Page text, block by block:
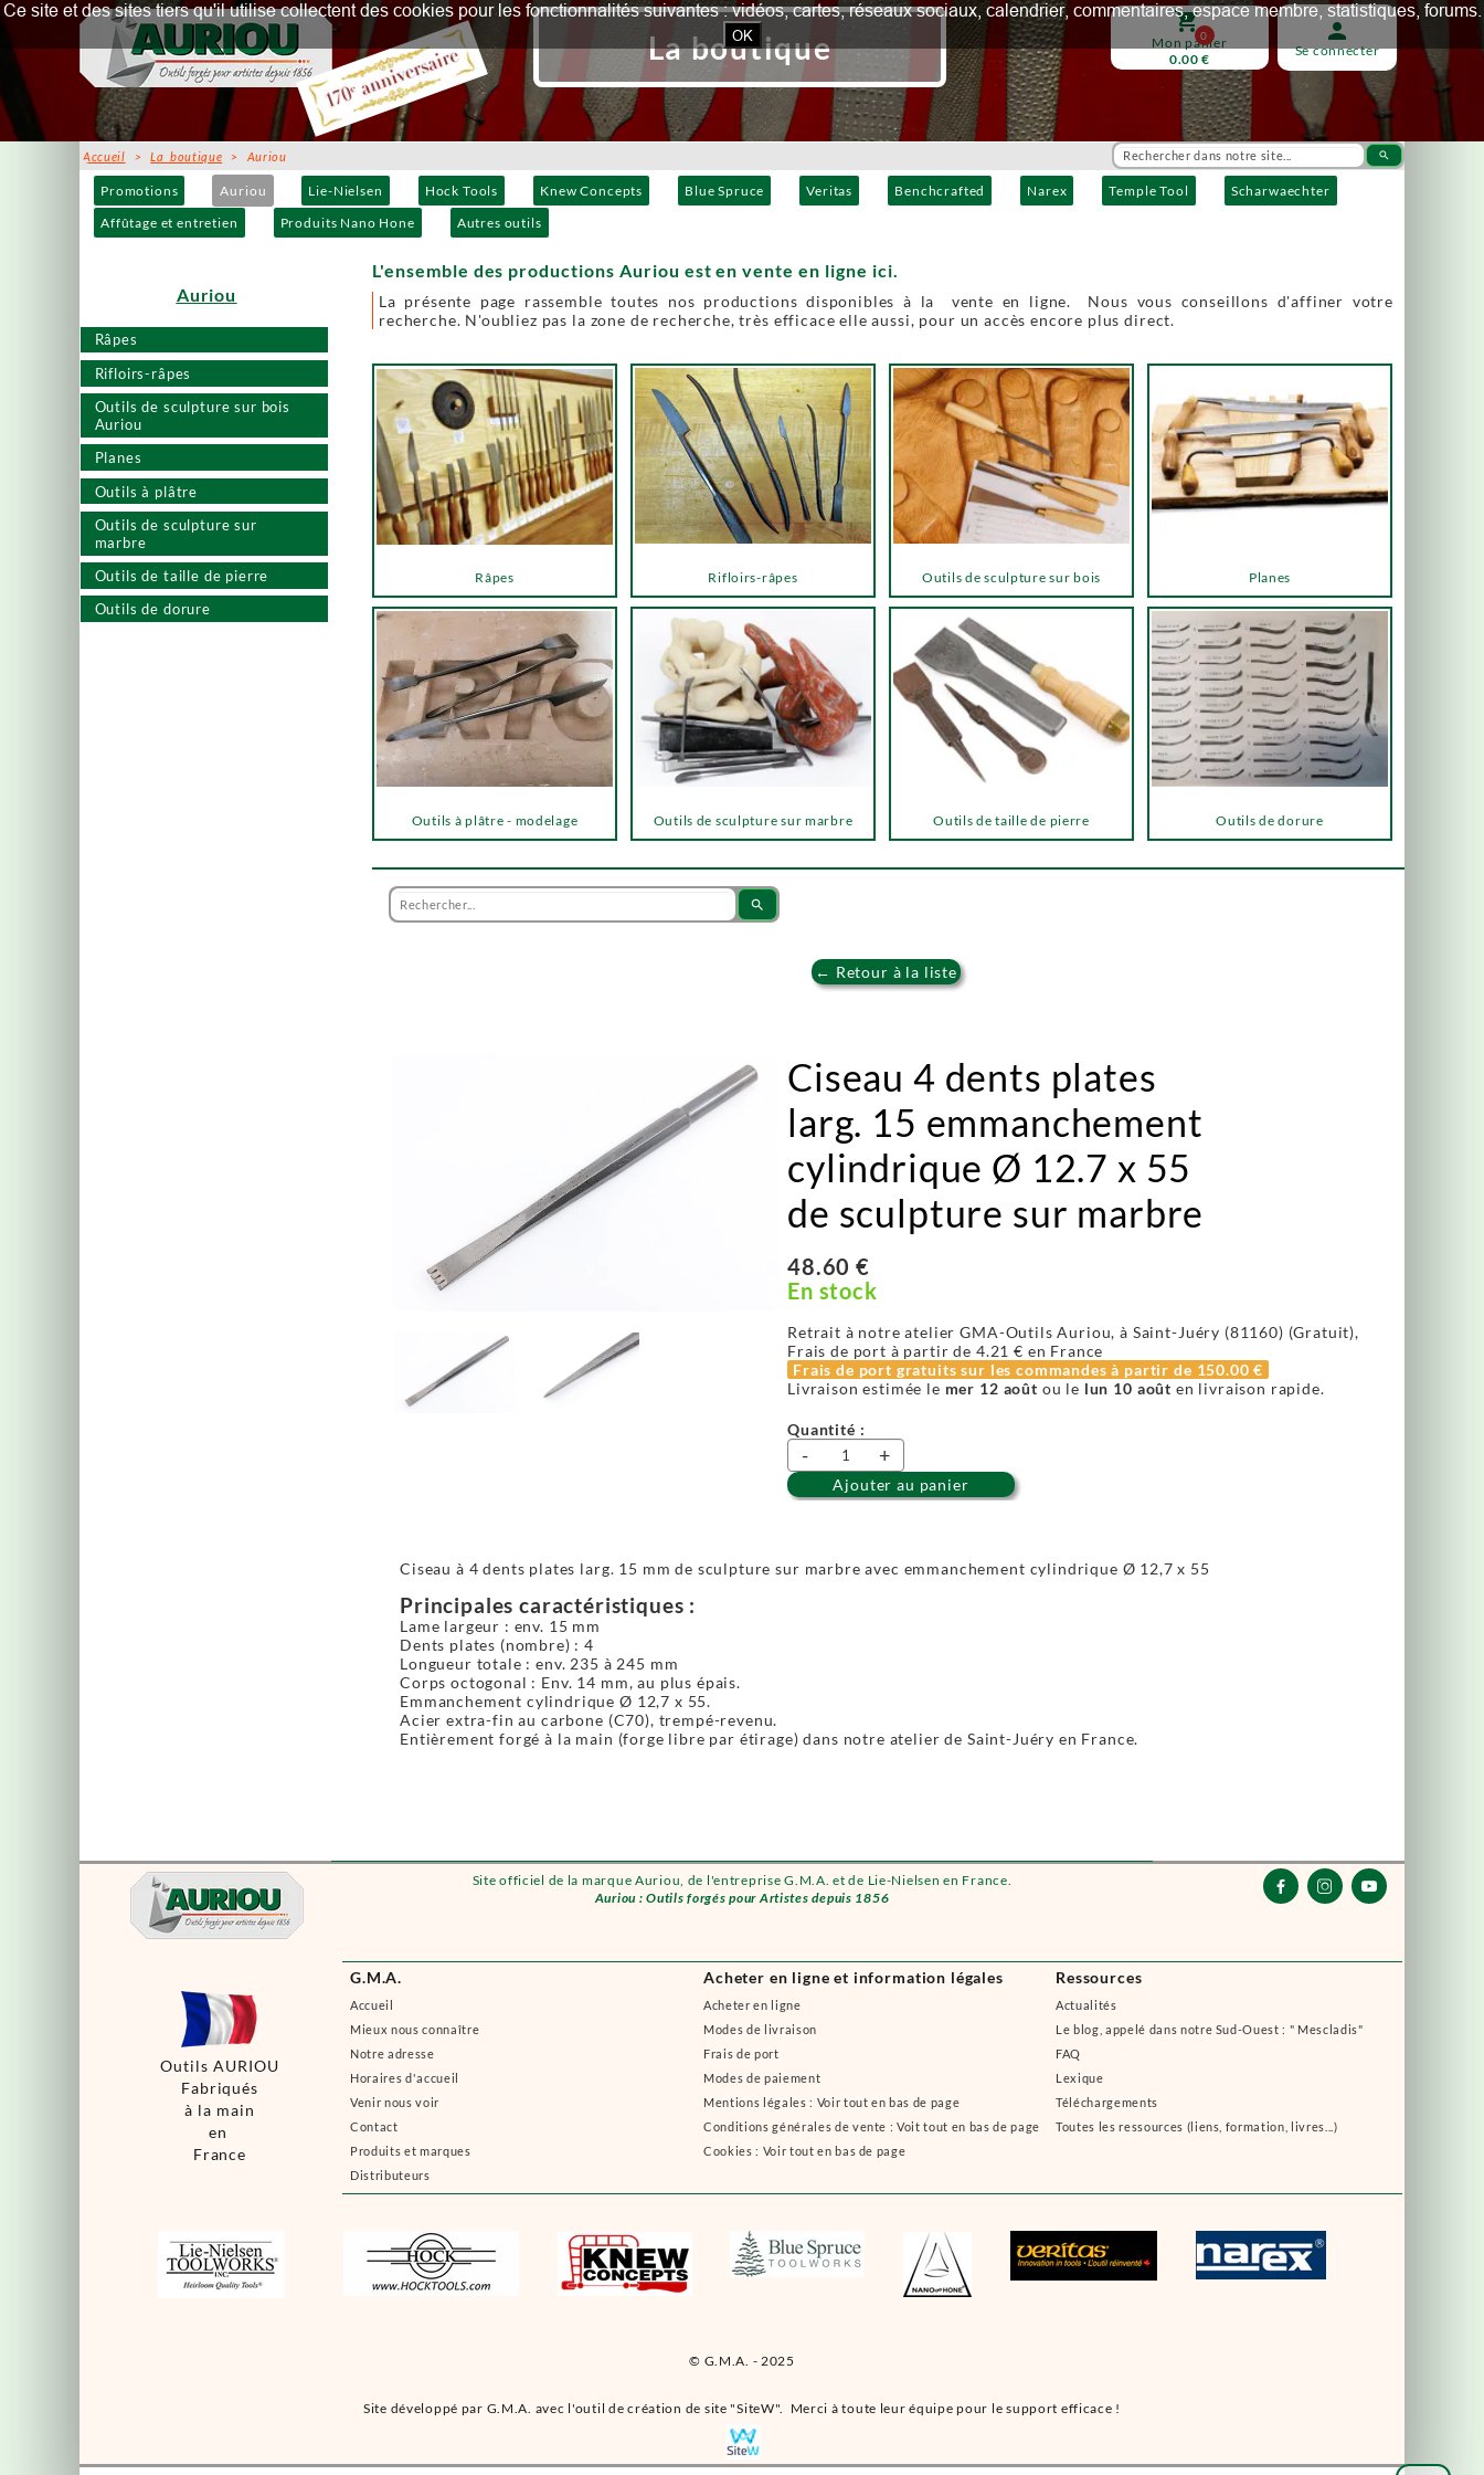
Site officiel de la marque Auriou, de l'entreprise G.M.A. et de Lie-Nielsen en France.
Auriou : Outils forgés pour Artistes depuis 1856
© G.M.A. - 2025
search
Promotions Auriou Lie-Nielsen Hock Tools Knew Concepts Blue Spruce Veritas Benchcrafted Narex Temple Tool
Scharwaechter
Affûtage et entretien
Produits Nano Hone Autres outils
person
Se connecter
shopping_cart
0
Mon panier
0.00 €
Râpes
Rifloirs-râpes
Outils de sculpture sur bois
Auriou
Planes
Outils à plâtre
Outils de sculpture sur
marbre
Outils de taille de pierre
Outils de dorure
G.M.A.
Accueil
Mieux nous connaître
Notre adresse
Horaires d'accueil
Venir nous voir
Contact
Produits et marques
Distributeurs
Acheter en ligne et information légales
Acheter en ligne
Modes de livraison
Frais de port
Modes de paiement
Mentions légales : Voir tout en bas de page
Conditions générales de vente : Voit tout en bas de page
Cookies : Voir tout en bas de page
Ressources
Actualités
Le blog, appelé dans notre Sud-Ouest : " Mescladis"
FAQ
Lexique
Téléchargements
Toutes les ressources (liens, formation, livres...)
Site développé par G.M.A. avec l'outil de création de site "SiteW". Merci à toute leur équipe pour le support efficace !
  
Outils AURIOU
Fabriqués
à la main
en
France
La boutique
Accueil >La boutique > Auriou
L'ensemble des productions Auriou est en vente en ligne ici.
La présente page rassemble toutes nos productions disponibles à la vente en ligne. Nous vous conseillons d'affiner votre
recherche. N'oubliez pas la zone de recherche, très efficace elle aussi, pour un accès encore plus direct.
Auriou
Râpes Rifloirs-râpes Outils de sculpture sur bois Planes
Outils à plâtre - modelage Outils de sculpture sur marbre Outils de taille de pierre Outils de dorure
search
← Retour à la liste
Ciseau 4 dents plates
larg. 15 emmanchement
cylindrique Ø 12.7 x 55
de sculpture sur marbre
48.60 €
En stock
Retrait à notre atelier GMA-Outils Auriou, à Saint-Juéry (81160) (Gratuit),
Frais de port à partir de 4.21 € en France
Frais de port gratuits sur les commandes à partir de 150.00 €
Livraison estimée le mer 12 août ou le lun 10 août en livraison rapide.
Quantité :
- +
Ajouter au panier
Ciseau à 4 dents plates larg. 15 mm de sculpture sur marbre avec emmanchement cylindrique Ø 12,7 x 55
Principales caractéristiques :
Lame largeur : env. 15 mm
Dents plates (nombre) : 4
Longueur totale : env. 235 à 245 mm
Corps octogonal : Env. 14 mm, au plus épais.
Emmanchement cylindrique Ø 12,7 x 55.
Acier extra-fin au carbone (C70), trempé-revenu.
Entièrement forgé à la main (forge libre par étirage) dans notre atelier de Saint-Juéry en France.
Ce site et des sites tiers qu'il utilise collectent des cookies pour les fonctionnalités suivantes : vidéos, cartes, réseaux sociaux, calendrier, commentaires, espace membre, statistiques, forums.
OK